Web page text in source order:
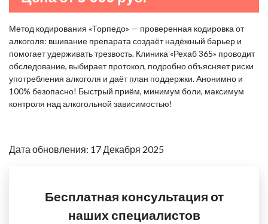
Метод кодирования «Торпедо» — проверенная кодировка от
алкоголя: вшивание препарата создаёт надёжный барьер и
помогает удерживать трезвость. Клиника «Рехаб 365» проводит
обследование, выбирает протокол, подробно объясняет риски
употребления алкоголя и даёт план поддержки. Анонимно и
100% безопасно! Быстрый приём, минимум боли, максимум
контроля над алкогольной зависимостью!
Дата обновления: 17 Декабря 2025
Бесплатная консультация от
наших специалистов